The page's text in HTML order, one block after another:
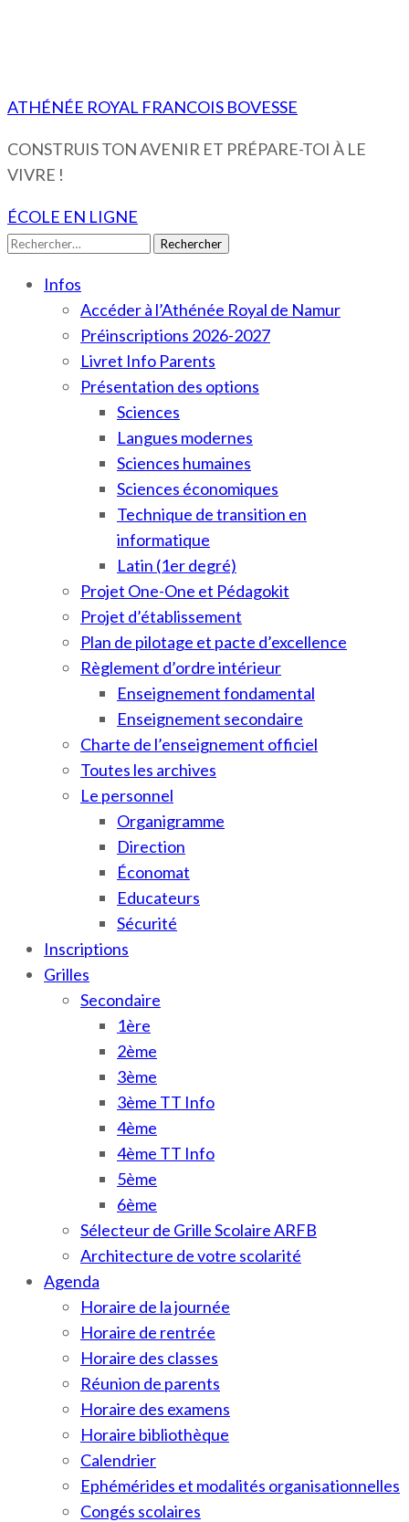
ATHÉNÉE ROYAL FRANCOIS BOVESSE
CONSTRUIS TON AVENIR ET PRÉPARE-TOI À LE
VIVRE !
ÉCOLE EN LIGNE
Rechercher :
Infos
Accéder à l’Athénée Royal de Namur
Préinscriptions 2026-2027
Livret Info Parents
Présentation des options
Sciences
Langues modernes
Sciences humaines
Sciences économiques
Technique de transition en
informatique
Latin (1er degré)
Projet One-One et Pédagokit
Projet d’établissement
Plan de pilotage et pacte d’excellence
Règlement d’ordre intérieur
Enseignement fondamental
Enseignement secondaire
Charte de l’enseignement officiel
Toutes les archives
Le personnel
Organigramme
Direction
Économat
Educateurs
Sécurité
Inscriptions
Grilles
Secondaire
1ère
2ème
3ème
3ème TT Info
4ème
4ème TT Info
5ème
6ème
Sélecteur de Grille Scolaire ARFB
Architecture de votre scolarité
Agenda
Horaire de la journée
Horaire de rentrée
Horaire des classes
Réunion de parents
Horaire des examens
Horaire bibliothèque
Calendrier
Ephémérides et modalités organisationnelles
Congés scolaires